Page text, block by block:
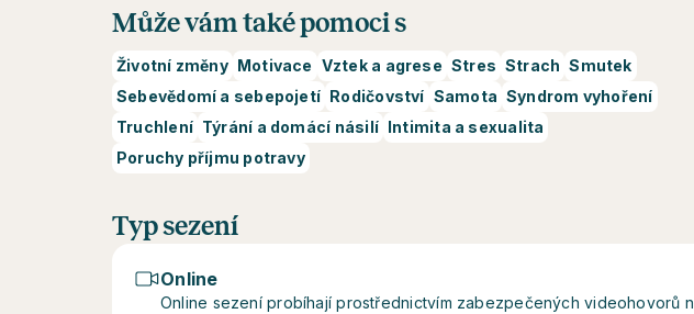
Může vám také pomoci s
Životní změny Motivace Vztek a agrese Stres Strach Smutek
Sebevědomí a sebepojetí Rodičovství Samota Syndrom vyhoření
Truchlení Týrání a domácí násilí Intimita a sexualita
Poruchy příjmu potravy
Typ sezení
Online
Online sezení probíhají prostřednictvím zabezpečených videohovorů